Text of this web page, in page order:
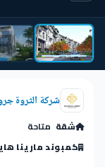
شركة الثروة
شقة متاحة
كمبوند مارينا